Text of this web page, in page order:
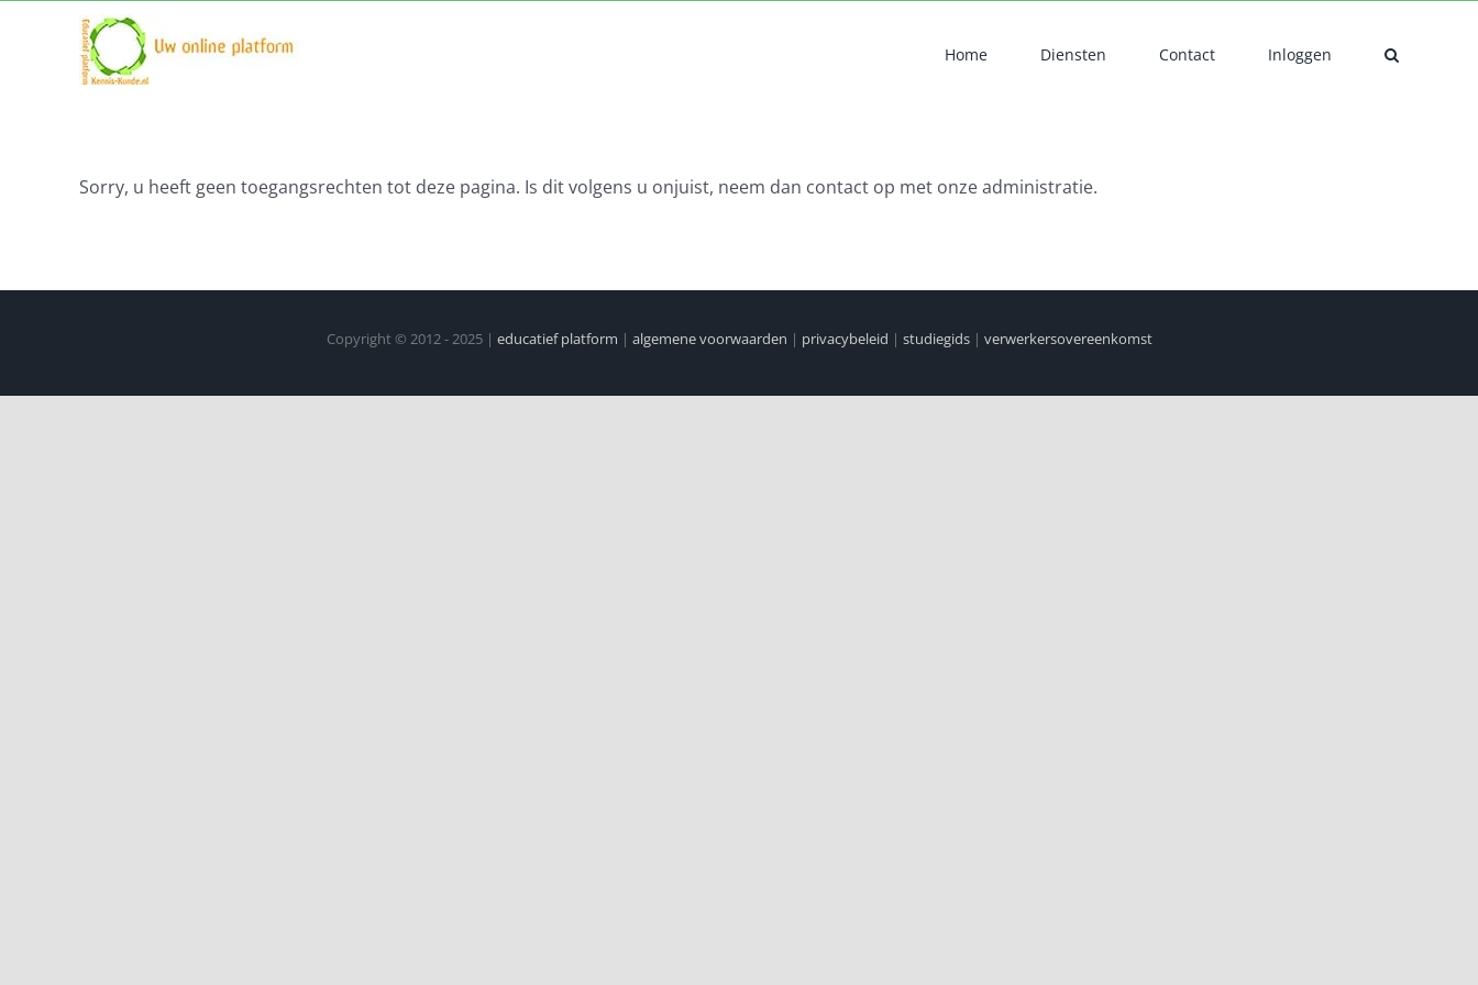
Home Diensten Contact Inloggen
Sorry, u heeft geen toegangsrechten tot deze pagina. Is dit volgens u onjuist, neem dan contact op met onze administratie.
Copyright © 2012 - 2025 | educatief platform | algemene voorwaarden | privacybeleid | studiegids| verwerkersovereenkomst